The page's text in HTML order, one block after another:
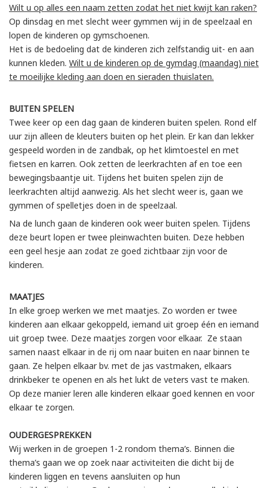
Wilt u op alles een naam zetten zodat het niet kwijt kan raken?
Op dinsdag en met slecht weer gymmen wij in de speelzaal en
lopen de kinderen op gymschoenen.
Het is de bedoeling dat de kinderen zich zelfstandig uit- en aan
kunnen kleden. Wilt u de kinderen op de gymdag (maandag) niet
te moeilijke kleding aan doen en sieraden thuislaten.
BUITEN SPELEN
Twee keer op een dag gaan de kinderen buiten spelen. Rond elf
uur zijn alleen de kleuters buiten op het plein. Er kan dan lekker
gespeeld worden in de zandbak, op het klimtoestel en met
fietsen en karren. Ook zetten de leerkrachten af en toe een
bewegingsbaantje uit. Tijdens het buiten spelen zijn de
leerkrachten altijd aanwezig. Als het slecht weer is, gaan we
gymmen of spelletjes doen in de speelzaal.
Na de lunch gaan de kinderen ook weer buiten spelen. Tijdens
deze beurt lopen er twee pleinwachten buiten. Deze hebben
een geel hesje aan zodat ze goed zichtbaar zijn voor de
kinderen.
MAATJES
In elke groep werken we met maatjes. Zo worden er twee
kinderen aan elkaar gekoppeld, iemand uit groep één en iemand
uit groep twee. Deze maatjes zorgen voor elkaar. Ze staan
samen naast elkaar in de rij om naar buiten en naar binnen te
gaan. Ze helpen elkaar bv. met de jas vastmaken, elkaars
drinkbeker te openen en als het lukt de veters vast te maken.
Op deze manier leren alle kinderen elkaar goed kennen en voor
elkaar te zorgen.
OUDERGESPREKKEN
Wij werken in de groepen 1-2 rondom thema’s. Binnen die
thema’s gaan we op zoek naar activiteiten die dicht bij de
kinderen liggen en tevens aansluiten op hun